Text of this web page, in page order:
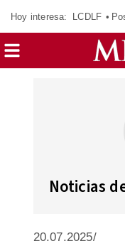
Hoy interesa: LCDLF
Noticias
20.07.2025/